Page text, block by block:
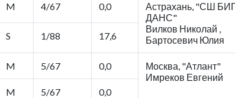
M 4/67 0,0
Астрахань, "СШ
ДАНС"
Вилков Николай ,
Бартосевич Юлия
S 1/88 17,6
M 5/67 0,0
Москва, "Атлант"
Имреков Евгений
M 5/67 0,0